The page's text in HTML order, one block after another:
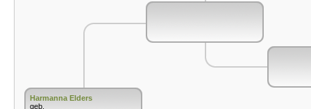
Harmanna Elders
geb.